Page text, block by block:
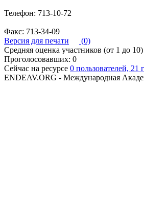
Телефон: 713-10-72
Факс: 713-34-09
Версия для печати
(0)
Средняя оценка участников (от 1 до
Проголосовавших: 0
Сейчас на ресурсе 0 пользователей, 21
ENDEAV.ORG - Международная